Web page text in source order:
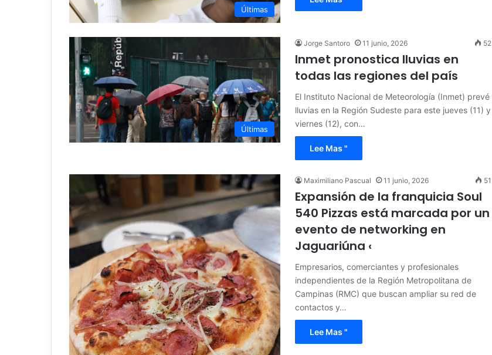
Últimas
Últimas
Jorge Santoro 11 junio, 2026 52
Inmet pronostica lluvias en
todas las regiones del país
El Instituto Nacional de Meteorología (Inmet) prevé
lluvias en la Región Sudeste para este jueves (11) y
viernes (12), con…
Lee Mas "
Maximiliano Pascual 11 junio, 2026 51
Expansión de la franquicia Soul
540 Pizzas está marcada por un
evento de networking en
Jaguariúna ‹
Empresarios, comerciantes y profesionales
independientes de la Región Metropolitana de
Campinas (RMC) que buscan ampliar su red de
contactos y…
Lee Mas "